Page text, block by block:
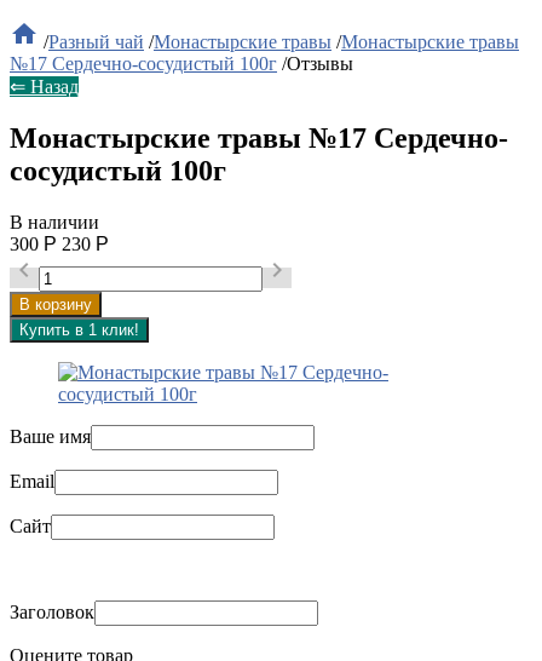
 /Разный чай /Монастырские травы /Монастырские травы
№17 Сердечно-сосудистый 100г /Отзывы
⇐ Назад
Монастырские травы №17 Сердечно-
сосудистый 100г
В наличии
300 Р 230 Р
 
Ваше имя
Email
Сайт
Заголовок
Оцените товар